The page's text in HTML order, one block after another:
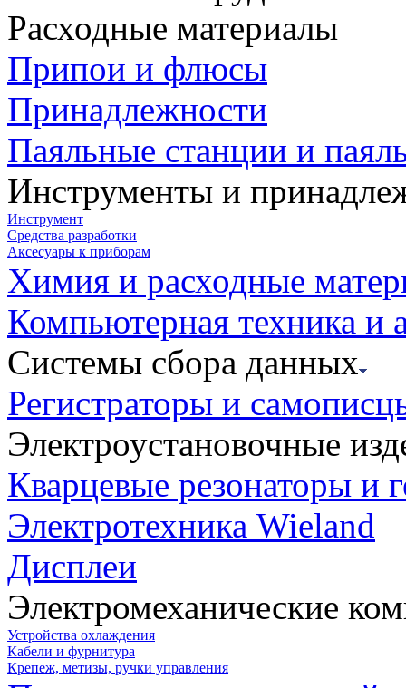
Расходные материалы
Припои и флюсы
Принадлежности
Паяльные станции и
Инструменты и
Инструмент
Средства разработки
Аксесуары к приборам
Химия и расходные
Компьютерная техника и
Системы сбора данных
Регистраторы и
Электроустановочные
Кварцевые резонаторы и
Электротехника Wieland
Дисплеи
Электромеханические
Устройства охлаждения
Кабели и фурнитура
Крепеж, метизы, ручки управления